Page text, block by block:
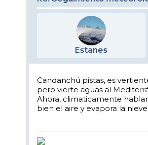
Estanes
Candanchú pistas, es
pero vierte aguas al
Ahora, climaticamente
bien el aire y evapora la